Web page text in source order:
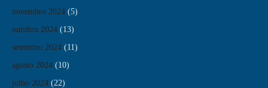
novembro 2024 (5)
outubro 2024 (13)
setembro 2024 (11)
agosto 2024 (10)
julho 2024 (22)